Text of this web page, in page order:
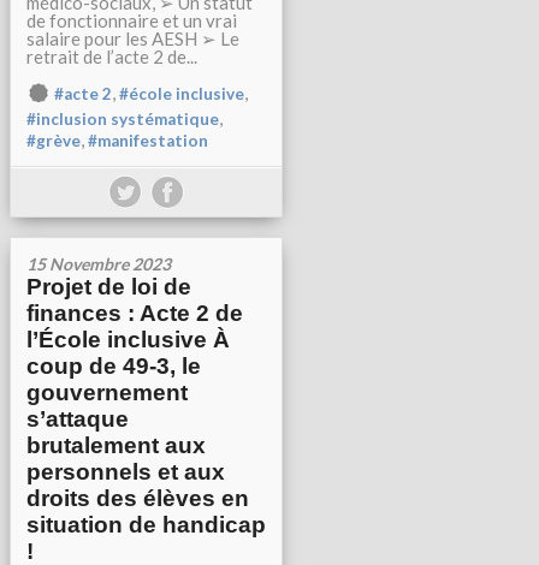
de fonctionnaire et un vrai
salaire pour les AESH ➢ Le
retrait de l’acte 2 de...
#acte 2,#école inclusive,
#inclusion systématique,
#grève,#manifestation
15 Novembre 2023
Projet de loi de
finances : Acte 2 de
l’École inclusive À
coup de 49-3, le
gouvernement
s’attaque
brutalement aux
personnels et aux
droits des élèves en
situation de handicap
!